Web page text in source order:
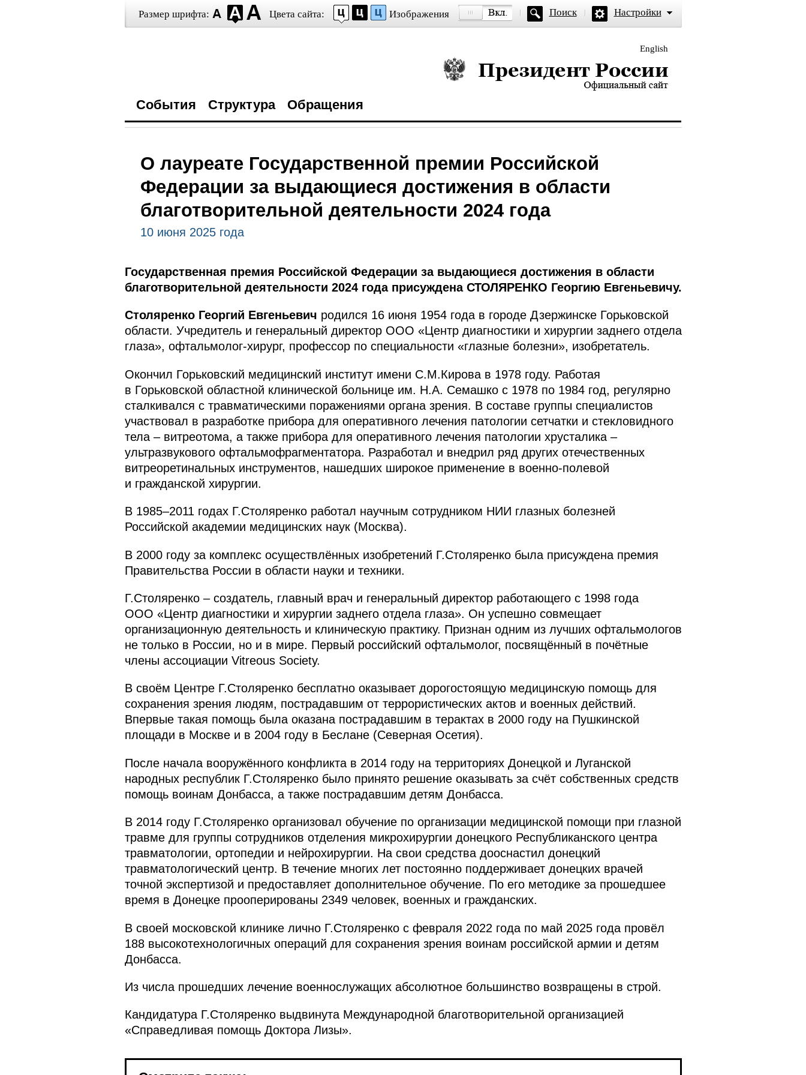
Размер шрифта: Цвета сайта: Изображения Поиск Настройки
English
Президент России — официальный сайт
События Структура Обращения
О лауреате Государственной премии Российской
Федерации за выдающиеся достижения в области
благотворительной деятельности 2024 года
10 июня 2025 года
Государственная премия Российской Федерации за выдающиеся достижения в области
благотворительной деятельности 2024 года присуждена СТОЛЯРЕНКО Георгию Евгеньевичу.
Столяренко Георгий Евгеньевич родился 16 июня 1954 года в городе Дзержинске Горьковской
области. Учредитель и генеральный директор ООО «Центр диагностики и хирургии заднего отдела
глаза», офтальмолог-хирург, профессор по специальности «глазные болезни», изобретатель.
Окончил Горьковский медицинский институт имени С.М.Кирова в 1978 году. Работая
в Горьковской областной клинической больнице им. Н.А. Семашко с 1978 по 1984 год, регулярно
сталкивался с травматическими поражениями органа зрения. В составе группы специалистов
участвовал в разработке прибора для оперативного лечения патологии сетчатки и стекловидного
тела – витреотома, а также прибора для оперативного лечения патологии хрусталика –
ультразвукового офтальмофрагментатора. Разработал и внедрил ряд других отечественных
витреоретинальных инструментов, нашедших широкое применение в военно-полевой
и гражданской хирургии.
В 1985–2011 годах Г.Столяренко работал научным сотрудником НИИ глазных болезней
Российской академии медицинских наук (Москва).
В 2000 году за комплекс осуществлённых изобретений Г.Столяренко была присуждена премия
Правительства России в области науки и техники.
Г.Столяренко – создатель, главный врач и генеральный директор работающего с 1998 года
ООО «Центр диагностики и хирургии заднего отдела глаза». Он успешно совмещает
организационную деятельность и клиническую практику. Признан одним из лучших офтальмологов
не только в России, но и в мире. Первый российский офтальмолог, посвящённый в почётные
члены ассоциации Vitreous Society.
В своём Центре Г.Столяренко бесплатно оказывает дорогостоящую медицинскую помощь для
сохранения зрения людям, пострадавшим от террористических актов и военных действий.
Впервые такая помощь была оказана пострадавшим в терактах в 2000 году на Пушкинской
площади в Москве и в 2004 году в Беслане (Северная Осетия).
После начала вооружённого конфликта в 2014 году на территориях Донецкой и Луганской
народных республик Г.Столяренко было принято решение оказывать за счёт собственных средств
помощь воинам Донбасса, а также пострадавшим детям Донбасса.
В 2014 году Г.Столяренко организовал обучение по организации медицинской помощи при глазной
травме для группы сотрудников отделения микрохирургии донецкого Республиканского центра
травматологии, ортопедии и нейрохирургии. На свои средства дооснастил донецкий
травматологический центр. В течение многих лет постоянно поддерживает донецких врачей
точной экспертизой и предоставляет дополнительное обучение. По его методике за прошедшее
время в Донецке прооперированы 2349 человек, военных и гражданских.
В своей московской клинике лично Г.Столяренко с февраля 2022 года по май 2025 года провёл
188 высокотехнологичных операций для сохранения зрения воинам российской армии и детям
Донбасса.
Из числа прошедших лечение военнослужащих абсолютное большинство возвращены в строй.
Кандидатура Г.Столяренко выдвинута Международной благотворительной организацией
«Справедливая помощь Доктора Лизы».